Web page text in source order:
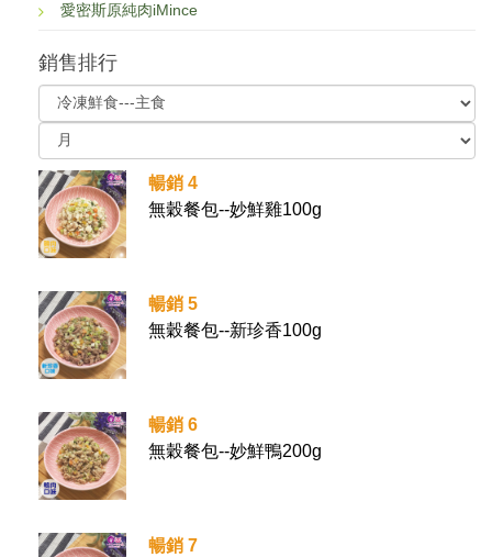
愛密斯原純肉iMince
銷售排行
暢銷 4
無穀餐包--妙鮮雞100g
暢銷 5
無穀餐包--新珍香100g
暢銷 6
無穀餐包--妙鮮鴨200g
暢銷 7